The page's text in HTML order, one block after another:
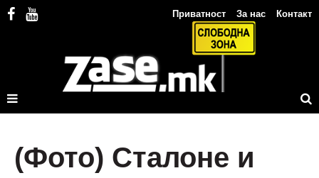
Приватност За нас Контакт
(Фото) Сталоне и